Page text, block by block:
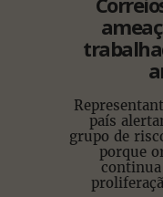
país
grupo de
porque